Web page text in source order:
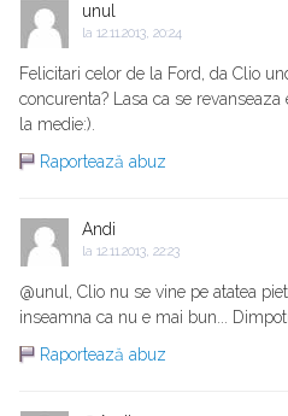
unul
la 12.11.2013, 20:24
Felicitari celor de la Ford, da Clio
concurenta? Lasa ca se
la medie:).
Raportează abuz
Andi
la 12.11.2013, 22:23
@unul, Clio nu se vine pe atatea
inseamna ca nu e mai bun...
Raportează abuz